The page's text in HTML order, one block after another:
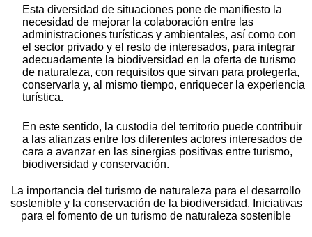
Esta diversidad de situaciones pone de manifiesto la
necesidad de mejorar la colaboración entre las
administraciones turísticas y ambientales, así como con
el sector privado y el resto de interesados, para integrar
adecuadamente la biodiversidad en la oferta de turismo
de naturaleza, con requisitos que sirvan para protegerla,
conservarla y, al mismo tiempo, enriquecer la experiencia
turística.
En este sentido, la custodia del territorio puede contribuir
a las alianzas entre los diferentes actores interesados de
cara a avanzar en las sinergias positivas entre turismo,
biodiversidad y conservación.
La importancia del turismo de naturaleza para el desarrollo
sostenible y la conservación de la biodiversidad. Iniciativas
para el fomento de un turismo de naturaleza sostenible